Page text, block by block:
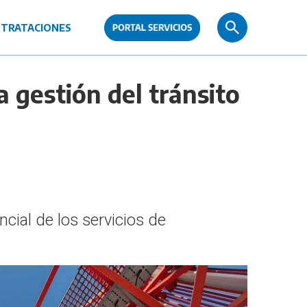
gestión del tránsito
de los servicios de